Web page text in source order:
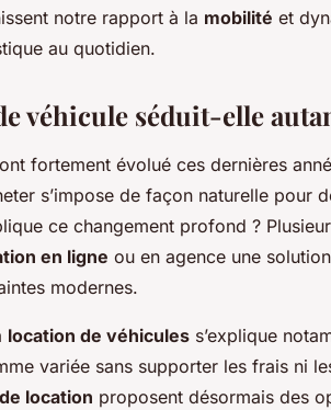
notre rapport à la mobilité et
au quotidien.
véhicule séduit-elle
fortement évolué ces dernières
s’impose de façon naturelle pour
ce changement profond ?
en ligne ou en agence une
modernes.
location de véhicules s’explique
variée sans supporter les frais ni
location proposent désormais des